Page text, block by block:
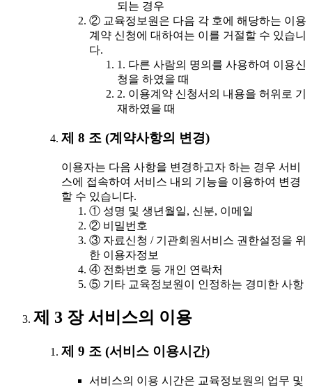
되는 경우
② 교육정보원은 다음 각 호에 해당하는 이용
계약 신청에 대하여는 이를 거절할 수 있습니
다.
1. 다른 사람의 명의를 사용하여 이용신
청을 하였을 때
2. 이용계약 신청서의 내용을 허위로 기
재하였을 때
제 8 조 (계약사항의 변경)
이용자는 다음 사항을 변경하고자 하는 경우 서비
스에 접속하여 서비스 내의 기능을 이용하여 변경
할 수 있습니다.
① 성명 및 생년월일, 신분, 이메일
② 비밀번호
③ 자료신청 / 기관회원서비스 권한설정을 위
한 이용자정보
④ 전화번호 등 개인 연락처
⑤ 기타 교육정보원이 인정하는 경미한 사항
제 3 장 서비스의 이용
제 9 조 (서비스 이용시간)
서비스의 이용 시간은 교육정보원의 업무 및